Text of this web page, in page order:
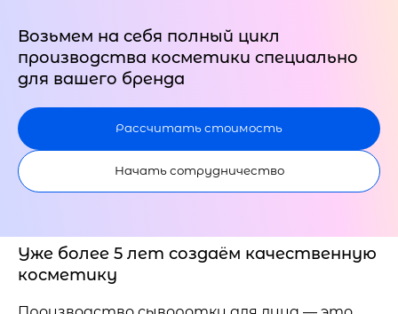
Возьмем на себя полный цикл
производства косметики специально
для вашего бренда
Рассчитать стоимость
Начать сотрудничество
Уже более 5 лет создаём качественную
косметику